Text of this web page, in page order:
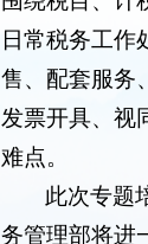
日常税务工作
售、配套服务
发票开具、视
难点。
此次专题
务管理部将进